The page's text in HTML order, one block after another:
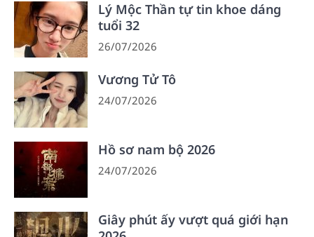
Lý Mộc Thần tự tin khoe dáng
tuổi 32
26/07/2026
Vương Tử Tô
24/07/2026
Hồ sơ nam bộ 2026
24/07/2026
Giây phút ấy vượt quá giới hạn